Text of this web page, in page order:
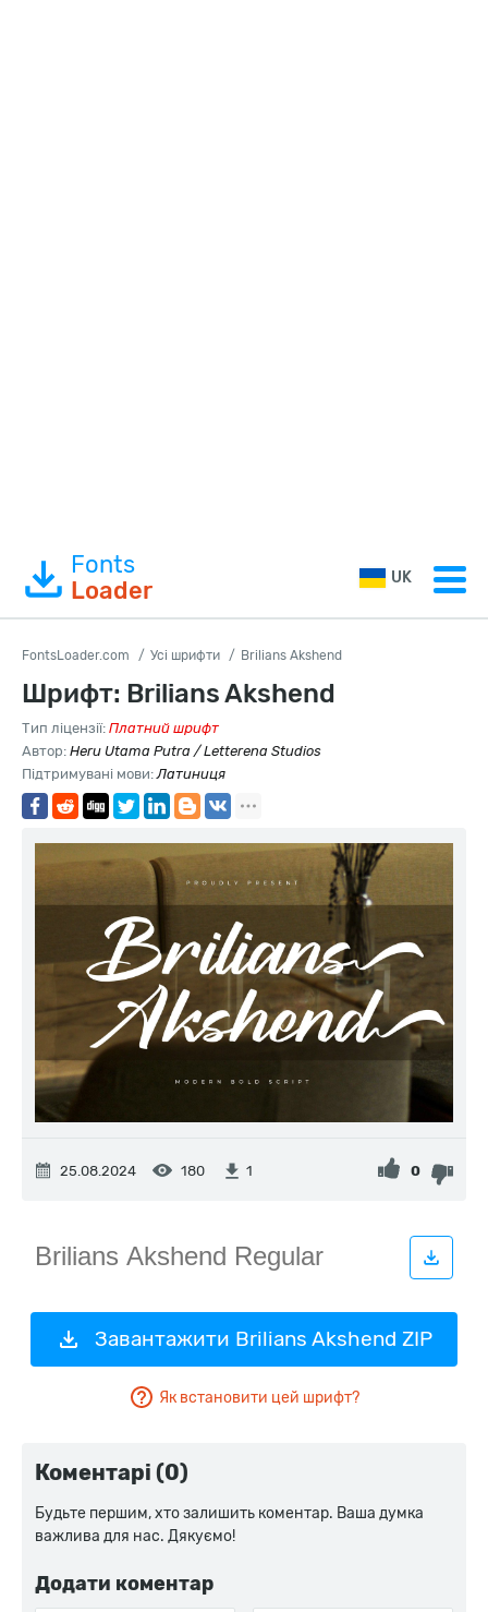
Fonts
Loader
UK
FontsLoader.com Усі шрифти Brilians Akshend
Шрифт: Brilians Akshend
Тип ліцензії: Платний шрифт
Автор: Heru Utama Putra / Letterena Studios
Підтримувані мови:Латиниця
25.08.2024 180 1 0
Завантажити Brilians Akshend ZIP
Як встановити цей шрифт?
Коментарі (0)
Будьте першим, хто залишить коментар. Ваша думка
важлива для нас. Дякуємо!
Додати коментар